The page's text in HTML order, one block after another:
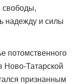
свободы,
надежду и силы
потомственного
Ново‑Татарской
признанным